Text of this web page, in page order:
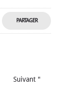
PARTAGER
Suivant "